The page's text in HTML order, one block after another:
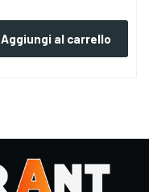
Aggiungi al carrello